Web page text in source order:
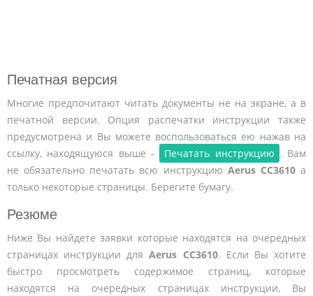
Печатная версия
Многие предпочитают читать документы не на экране, а в
печатной версии. Опция распечатки инструкции также
предусмотрена и Вы можете воспользоваться ею нажав на
ссылку, находящуюся выше -
Печатать инструкцию . Вам
не обязательно печатать всю инструкцию Aerus CC3610а
только некоторые страницы. Берегите бумагу.
Резюме
Ниже Вы найдете заявки которые находятся на очередных
страницах инструкции дляAerus CC3610. Если Вы хотите
быстро просмотреть содержимое страниц, которые
находятся на очередных страницах инструкции, Вы